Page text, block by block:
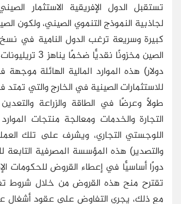
تستقبل الدول الإفريقية الاستثمار
لجاذبية النموذج التنموي الصيني، ولكون
كبيرة وسريعة ترغب الدول النامية في
دولار) هذه الموارد المالية الهائلة
للاستثمارات الصينية في الخارج والتي
طولًا وعرضًا في الطاقة والزراعة
التجارة والخدمات ومعالجة منتجات
اللوجستي التجاري، ويشرف على تلك
والتصدير) هذه المؤسسة المصرفية التابعة
دورًا أساسيًّا في إعطاء القروض للحكومات
تقترح منح هذه القروض من خلال شروط
مع ذلك، يجري التفاوض على عقود أشغال